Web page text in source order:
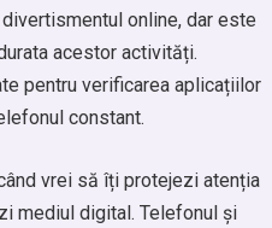
online, dar este
acestor activități.
pentru verificarea aplicațiilor
constant.
vrei să îți protejezi atenția
mediul digital. Telefonul și